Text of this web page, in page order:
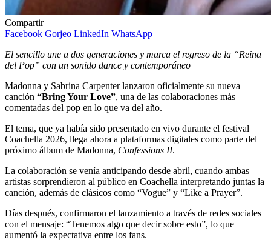
Compartir
Facebook Gorjeo LinkedIn WhatsApp
El sencillo une a dos generaciones y marca el regreso de la “Reina
del Pop” con un sonido dance y contemporáneo
Madonna y Sabrina Carpenter lanzaron oficialmente su nueva
canción “Bring Your Love”, una de las colaboraciones más
comentadas del pop en lo que va del año.
El tema, que ya había sido presentado en vivo durante el festival
Coachella 2026, llega ahora a plataformas digitales como parte del
próximo álbum de Madonna, Confessions II.
La colaboración se venía anticipando desde abril, cuando ambas
artistas sorprendieron al público en Coachella interpretando juntas la
canción, además de clásicos como “Vogue” y “Like a Prayer”.
Días después, confirmaron el lanzamiento a través de redes sociales
con el mensaje: “Tenemos algo que decir sobre esto”, lo que
aumentó la expectativa entre los fans.